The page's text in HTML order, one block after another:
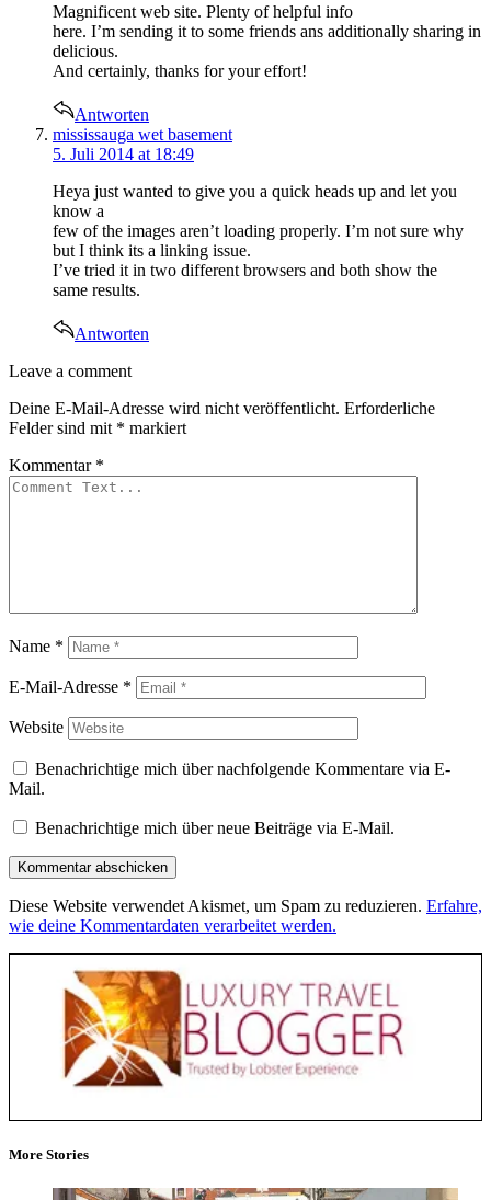
Magnificent web site. Plenty of helpful info
here. I’m sending it to some friends ans additionally sharing in
delicious.
And certainly, thanks for your effort!
Antworten
says:
mississauga wet basement
5. Juli 2014 at 18:49
Heya just wanted to give you a quick heads up and let you
know a
few of the images aren’t loading properly. I’m not sure why
but I think its a linking issue.
I’ve tried it in two different browsers and both show the
same results.
Antworten
Leave
comment
Leave a comment
Deine E-Mail-Adresse wird nicht veröffentlicht. Erforderliche
Felder sind mit * markiert
Kommentar *
Name *
E-Mail-Adresse *
Website
Benachrichtige mich über nachfolgende Kommentare via E-
Mail.
Benachrichtige mich über neue Beiträge via E-Mail.
Diese Website verwendet Akismet, um Spam zu reduzieren. Erfahre,
wie deine Kommentardaten verarbeitet werden.
More Stories